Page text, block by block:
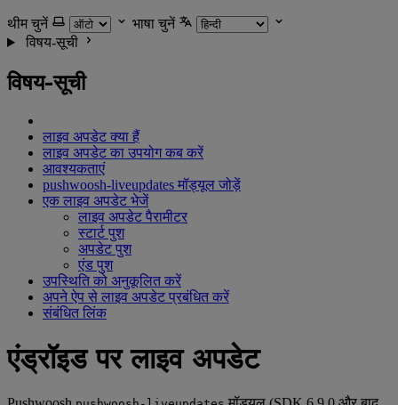
थीम चुनें
भाषा चुनें
विषय-सूची
विषय-सूची
लाइव अपडेट क्या हैं
लाइव अपडेट का उपयोग कब करें
आवश्यकताएं
pushwoosh-liveupdates मॉड्यूल जोड़ें
एक लाइव अपडेट भेजें
लाइव अपडेट पैरामीटर
स्टार्ट पुश
अपडेट पुश
एंड पुश
उपस्थिति को अनुकूलित करें
अपने ऐप से लाइव अपडेट प्रबंधित करें
संबंधित लिंक
एंड्रॉइड पर लाइव अपडेट